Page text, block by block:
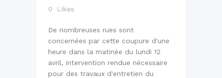
0
Likes
De nombreuses rues sont
concernées par cette coupure d'une
heure dans la matinée du lundi 12
avril, intervention rendue nécessaire
pour des travaux d'entretien du